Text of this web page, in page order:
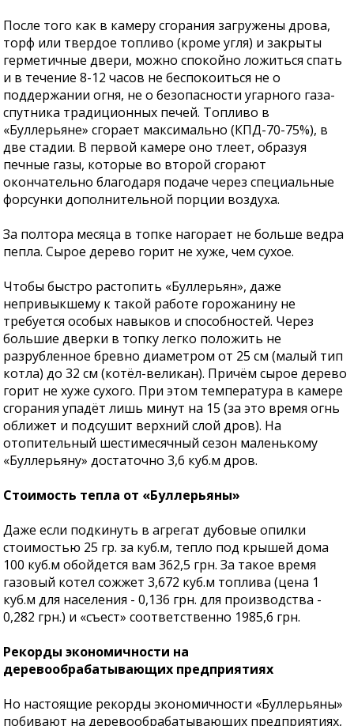
После того как в камеру сгорания загружены дрова,
торф или твердое топливо (кроме угля) и закрыты
герметичные двери, можно спокойно ложиться спать
и в течение 8-12 часов не беспокоиться не о
поддержании огня, не о безопасности угарного газа-
спутника традиционных печей. Топливо в
«Буллерьяне» сгорает максимально (КПД-70-75%), в
две стадии. В первой камере оно тлеет, образуя
печные газы, которые во второй сгорают
окончательно благодаря подаче через специальные
форсунки дополнительной порции воздуха.
За полтора месяца в топке нагорает не больше ведра
пепла. Сырое дерево горит не хуже, чем сухое.
Чтобы быстро растопить «Буллерьян», даже
непривыкшему к такой работе горожанину не
требуется особых навыков и способностей. Через
большие дверки в топку легко положить не
разрубленное бревно диаметром от 25 см (малый тип
котла) до 32 см (котёл-великан). Причём сырое дерево
горит не хуже сухого. При этом температура в камере
сгорания упадёт лишь минут на 15 (за это время огнь
оближет и подсушит верхний слой дров). На
отопительный шестимесячный сезон маленькому
«Буллерьяну» достаточно 3,6 куб.м дров.
Стоимость тепла от «Буллерьяны»
Даже если подкинуть в агрегат дубовые опилки
стоимостью 25 гр. за куб.м, тепло под крышей дома
100 куб.м обойдется вам 362,5 грн. За такое время
газовый котел сожжет 3,672 куб.м топлива (цена 1
куб.м для населения - 0,136 грн. для производства -
0,282 грн.) и «съест» соответственно 1985,6 грн.
Рекорды экономичности на
деревообрабатывающих предприятиях
Но настоящие рекорды экономичности «Буллерьяны»
побивают на деревообрабатывающих предприятиях,